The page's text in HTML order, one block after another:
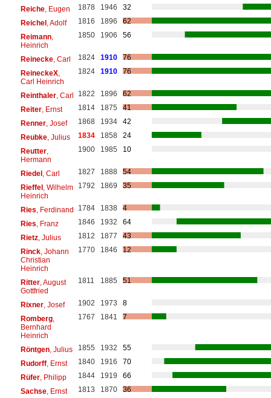
Reiche, Eugen 1878 1946
32
Reichel, Adolf 1816 1896
62
Reimann,
Heinrich
1850 1906 56
Reinecke, Carl 1824 1910
76
ReineckeX,
Carl Heinrich
1824 1910 76
Reinthaler, Carl 1822 1896
62
Reiter, Ernst 1814 1875
41
Renner, Josef 1868 1934
42
Reubke, Julius 1834 1858
24
Reutter,
Hermann
1900 1985 10
Riedel, Carl 1827 1888
54
Rieffel, Wilhelm
Heinrich
1792 1869 35
Ries , Ferdinand 1784 1838
4
Ries , Franz 1846 1932
64
Rietz, Julius 1812 1877
43
Rinck, Johann
Christian
Heinrich
1770 1846 12
Ritter, August
Gottfried
1811 1885 51
Rixner, Josef 1902 1973
8
Romberg,
Bernhard
Heinrich
1767 1841 7
Röntgen, Julius 1855 1932
55
Rudorff, Ernst 1840 1916
70
Rüfer, Philipp 1844 1919
66
Sachse, Ernst 1813 1870
36